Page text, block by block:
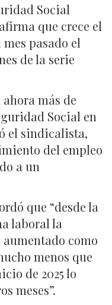
Social
que crece el
pasado el
de la serie
más de
Social en
el sindicalista,
del empleo
a un
que “desde la
laboral la
como
menos que
de 2025 lo
meses”.